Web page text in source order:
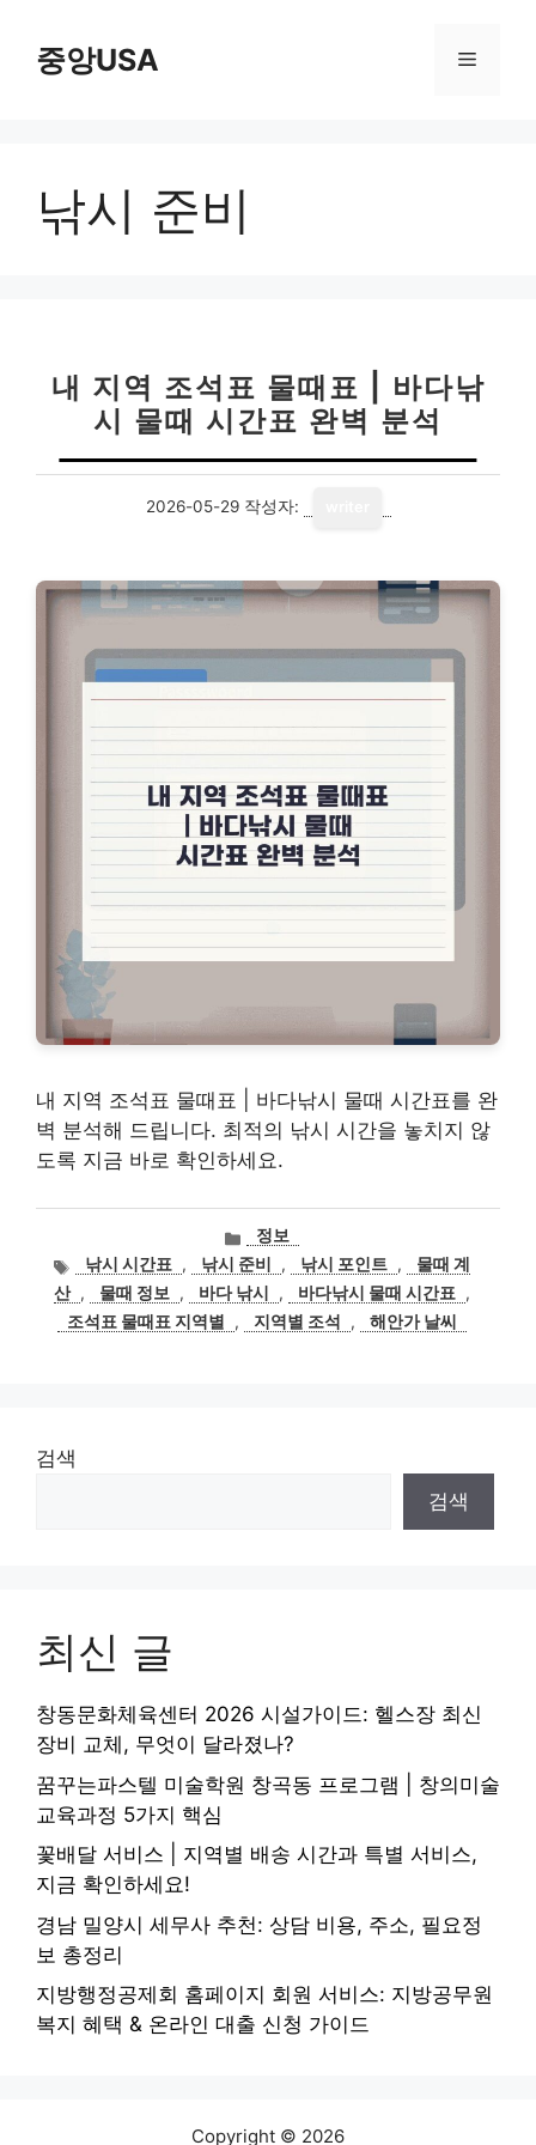
중앙USA 메
낚시 준비
내 지역 조석표 물때표 | 바다낚
시 물때 시간표 완벽 분석
2026-05-29 작성자:
내 지역 조석표 물때표 | 바다낚시 물때 시간표를 완
벽 분석해 드립니다. 최적의 낚시 시간을 놓치지 않
도록 지금 바로 확인하세요.
카
테
고
리
정보
태낚시 시간표 , 낚시 준비 , 낚시 포인트 ,
물때 계
산 , 물때 정보 , 바다 낚시 , 바다낚시 물때 시간표
,
조석표 물때표 지역별
, 지역별 조석 , 해안가 날씨
검색
검색
최신 글
창동문화체육센터 2026 시설가이드: 헬스장 최신
장비 교체, 무엇이 달라졌나?
꿈꾸는파스텔 미술학원 창곡동 프로그램 | 창의미술
교육과정 5가지 핵심
꽃배달 서비스 | 지역별 배송 시간과 특별 서비스,
지금 확인하세요!
경남 밀양시 세무사 추천: 상담 비용, 주소, 필요정
보 총정리
지방행정공제회 홈페이지 회원 서비스: 지방공무원
복지 혜택 & 온라인 대출 신청 가이드
Copyright © 2026